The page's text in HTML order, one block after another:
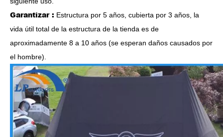
Garantizar : Estructura por 5 años, cubierta por 3 años, la
vida útil total de la estructura de la tienda es de
aproximadamente 8 a 10 años (se esperan daños causados ​​por
el hombre).